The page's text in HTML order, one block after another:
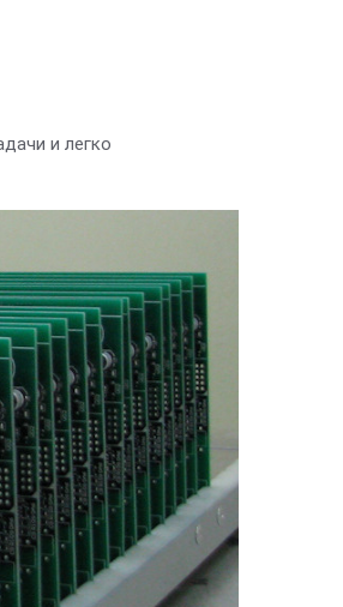
и легко